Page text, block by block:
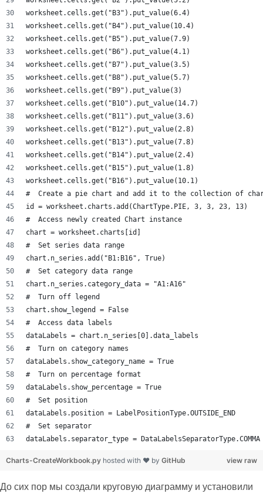
worksheet.cells.get("B3").put_value(6.4)
worksheet.cells.get("B4").put_value(10.4)
worksheet.cells.get("B5").put_value(7.9)
worksheet.cells.get("B6").put_value(4.1)
worksheet.cells.get("B7").put_value(3.5)
worksheet.cells.get("B8").put_value(5.7)
worksheet.cells.get("B9").put_value(3)
worksheet.cells.get("B10").put_value(14.7)
worksheet.cells.get("B11").put_value(3.6)
worksheet.cells.get("B12").put_value(2.8)
worksheet.cells.get("B13").put_value(7.8)
worksheet.cells.get("B14").put_value(2.4)
worksheet.cells.get("B15").put_value(1.8)
worksheet.cells.get("B16").put_value(10.1)
#  Create a pie chart and add it to the collection of
id = worksheet.charts.add(ChartType.PIE, 3, 3, 23, 13)
#  Access newly created Chart instance
chart = worksheet.charts[id]
#  Set series data range
chart.n_series.add("B1:B16", True)
#  Set category data range
chart.n_series.category_data = "A1:A16"
#  Turn off legend
chart.show_legend = False
#  Access data labels
dataLabels = chart.n_series[0].data_labels
#  Turn on category names
dataLabels.show_category_name = True
#  Turn on percentage format
dataLabels.show_percentage = True
#  Set position
dataLabels.position = LabelPositionType.OUTSIDE_END
#  Set separator
dataLabels.separator_type = DataLabelsSeparatorType.COMMA
view raw
Charts-CreateWorkbook.py hosted with ❤ by GitHub
До сих пор мы создали круговую диаграмму и установили